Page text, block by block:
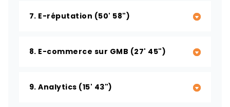
7. E-réputation (50' 58")
8. E-commerce sur GMB (27' 45")
9. Analytics (15' 43")